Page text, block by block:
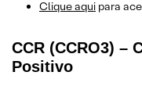
Clique aqui para
CCR (CCRO3) –
Positivo